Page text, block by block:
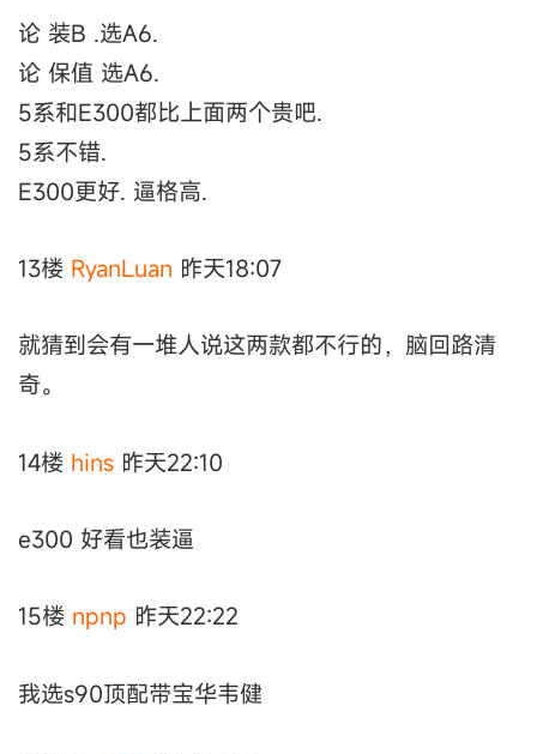
论 装B .选A6.
论 保值 选A6.
5系和E300都比上面两个贵吧.
5系不错.
E300更好. 逼格高.
13楼 RyanLuan 昨天18:07
就猜到会有一堆人说这两款都不行的，脑回路清
奇。
14楼 hins 昨天22:10
e300 好看也装逼
15楼 npnp 昨天22:22
我选s90顶配带宝华韦健